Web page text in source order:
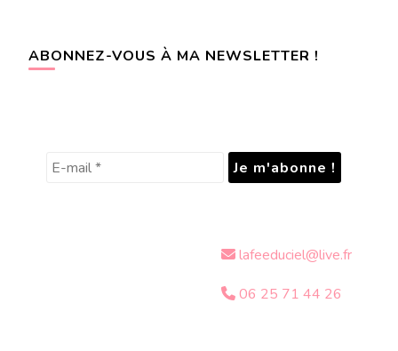
ABONNEZ-VOUS À MA NEWSLETTER !
lafeeduciel@live.fr
06 25 71 44 26